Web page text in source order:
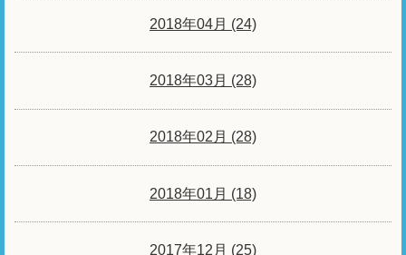
2018年04月 (24)
2018年03月 (28)
2018年02月 (28)
2018年01月 (18)
2017年12月 (25)